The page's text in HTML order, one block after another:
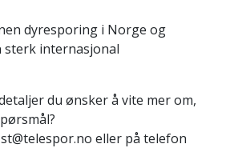
dyresporing i Norge og
sterk internasjonal
du ønsker å vite mer om,
eller på telefon